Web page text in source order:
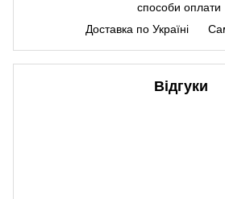
способи оплати
Доставка по Україні
Відгуки